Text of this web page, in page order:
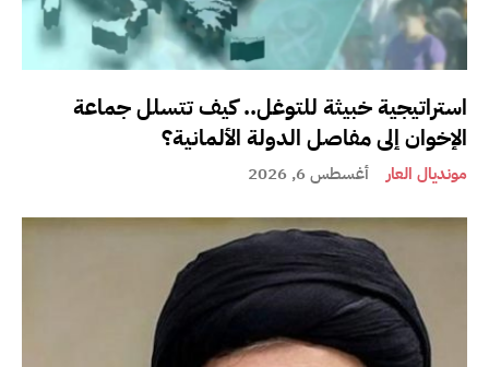
استراتيجية خبيثة للتوغل.. كيف تتسلل جماعة
الإخوان إلى مفاصل الدولة الألمانية؟
مونديال العار أغسطس 6, 2026